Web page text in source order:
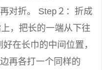
对折。 Step２：折成
，把长的一端从下往
在长巾的中间位置，
再各打一个同样的